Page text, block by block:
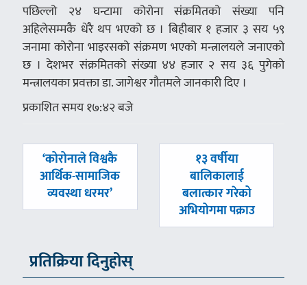
पछिल्लो २४ घन्टामा कोरोना संक्रमितको संख्या पनि
अहिलेसम्मकै धेरै थप भएको छ । बिहीबार १ हजार ३ सय ५९
जनामा कोरोना भाइरसको संक्रमण भएको मन्त्रालयले जनाएको
छ । देशभर संक्रमितको संख्या ४४ हजार २ सय ३६ पुगेको
मन्त्रालयका प्रवक्ता डा. जागेश्वर गौतमले जानकारी दिए ।
प्रकाशित समय १७:४२ बजे
पछिल्लाे
-
‘कोरोनाले विश्वकै
आर्थिक-सामाजिक
व्यवस्था धरमर’
अघिल्लाे
-
१३ वर्षीया
बालिकालाई
बलात्कार गरेको
अभियोगमा पक्राउ
प्रतिक्रिया दिनुहोस्